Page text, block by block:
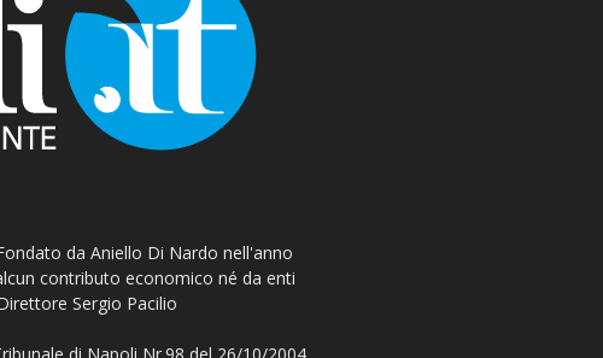
da Aniello Di Nardo nell'anno
contributo economico né da enti
Sergio Pacilio
di Napoli Nr.98 del 26/10/2004